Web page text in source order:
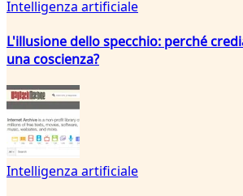
Intelligenza artificiale
L'illusione dello specchio: perché
una coscienza?
Intelligenza artificiale